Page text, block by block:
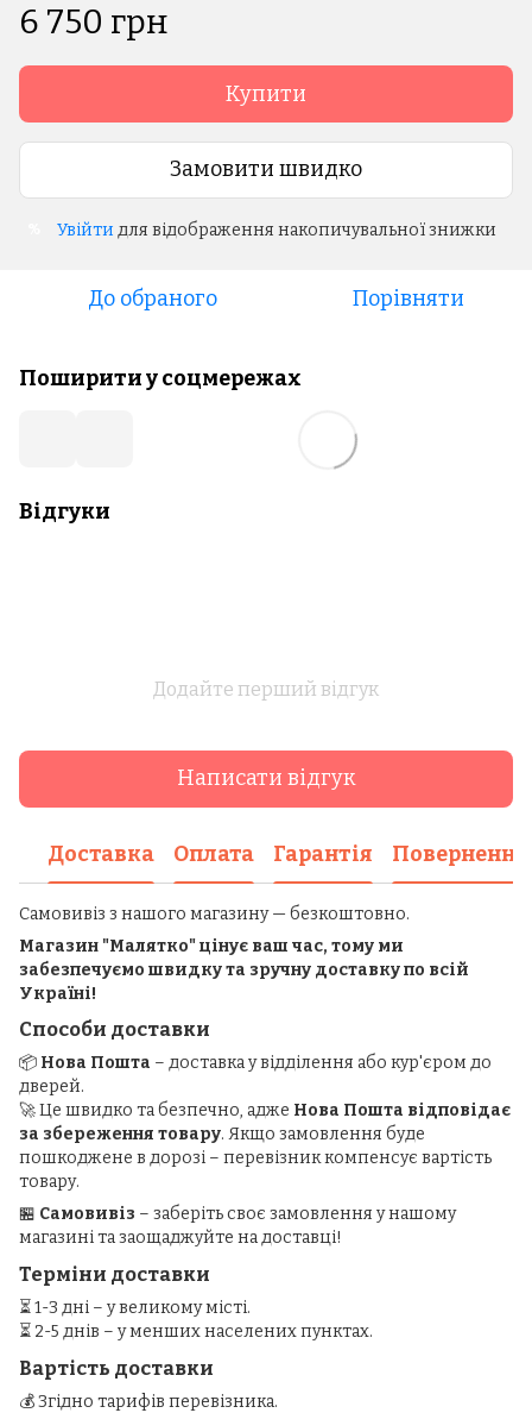
6 750 грн
Купити
Замовити швидко
Увійти для відображення накопичувальної знижки
До обраного Порівняти
Поширити у соцмережах
Відгуки
Додайте перший відгук
Написати відгук
Доставка Оплата Гарантія Повернення
Самовивіз з нашого магазину — безкоштовно.
Магазин "Малятко" цінує ваш час, тому ми
забезпечуємо швидку та зручну доставку по всій
Україні!
Способи доставки
📦 Нова Пошта – доставка у відділення або кур'єром до
дверей.
🚀 Це швидко та безпечно, адже Нова Пошта відповідає
за збереження товару. Якщо замовлення буде
пошкоджене в дорозі – перевізник компенсує вартість
товару.
🏪 Самовивіз – заберіть своє замовлення у нашому
магазині та заощаджуйте на доставці!
Терміни доставки
⏳ 1-3 дні – у великому місті.
⏳ 2-5 днів – у менших населених пунктах.
Вартість доставки
💰 Згідно тарифів перевізника.